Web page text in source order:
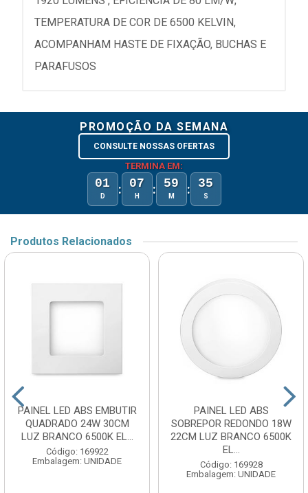
TEMPERATURA DE COR DE 6500 KELVIN,
ACOMPANHAM HASTE DE FIXAÇÃO, BUCHAS E
PARAFUSOS
PROMOÇÃO DA SEMANA
CONSULTE NOSSAS OFERTAS
TERMINA EM:
01
D : 07
H : 59
M : 35
S
Produtos Relacionados
PAINEL LED ABS EMBUTIR
QUADRADO 24W 30CM
LUZ BRANCO 6500K EL...
Código: 169922
Embalagem: UNIDADE
PAINEL LED ABS
SOBREPOR REDONDO 18W
22CM LUZ BRANCO 6500K
EL...
Código: 169928
Embalagem: UNIDADE